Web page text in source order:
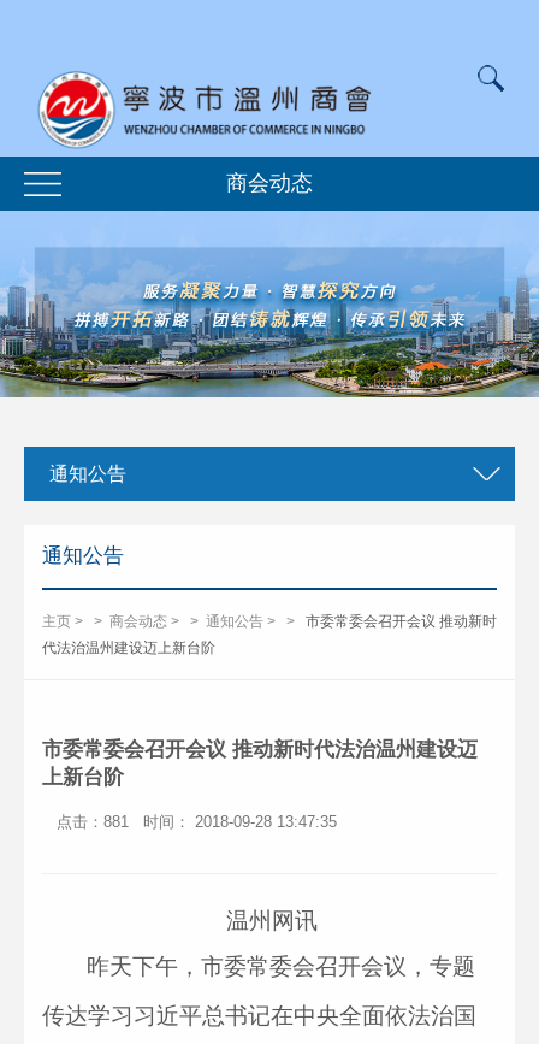
商会动态
通知公告
通知公告
主页 > > 商会动态 > > 通知公告 > >
市委常委会召开会议 推动新时
代法治温州建设迈上新台阶
市委常委会召开会议 推动新时代法治温州建设迈
上新台阶
点击：881 时间： 2018-09-28 13:47:35
温州网讯
昨天下午，市委常委会召开会议，专题
传达学习习近平总书记在中央全面依法治国